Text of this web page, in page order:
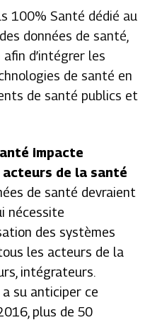
100% Santé dédié au
données de santé,
d’intégrer les
de santé en
de santé publics et
impacte
de la santé
de santé devraient
nécessite
des systèmes
les acteurs de la
intégrateurs.
su anticiper ce
plus de 50